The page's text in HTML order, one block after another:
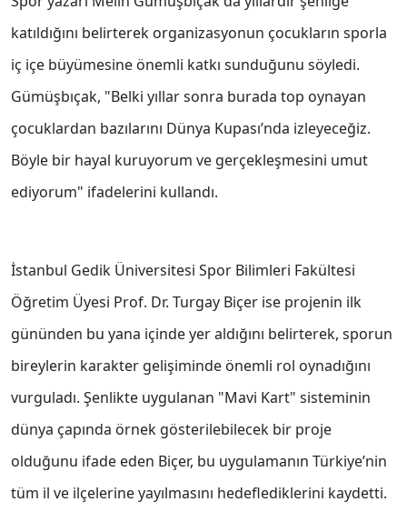
katıldığını belirterek organizasyonun çocukların sporla
iç içe büyümesine önemli katkı sunduğunu söyledi.
Gümüşbıçak, "Belki yıllar sonra burada top oynayan
çocuklardan bazılarını Dünya Kupası’nda izleyeceğiz.
Böyle bir hayal kuruyorum ve gerçekleşmesini umut
ediyorum" ifadelerini kullandı.
İstanbul Gedik Üniversitesi Spor Bilimleri Fakültesi
Öğretim Üyesi Prof. Dr. Turgay Biçer ise projenin ilk
gününden bu yana içinde yer aldığını belirterek, sporun
bireylerin karakter gelişiminde önemli rol oynadığını
vurguladı. Şenlikte uygulanan "Mavi Kart" sisteminin
dünya çapında örnek gösterilebilecek bir proje
olduğunu ifade eden Biçer, bu uygulamanın Türkiye’nin
tüm il ve ilçelerine yayılmasını hedeflediklerini kaydetti.